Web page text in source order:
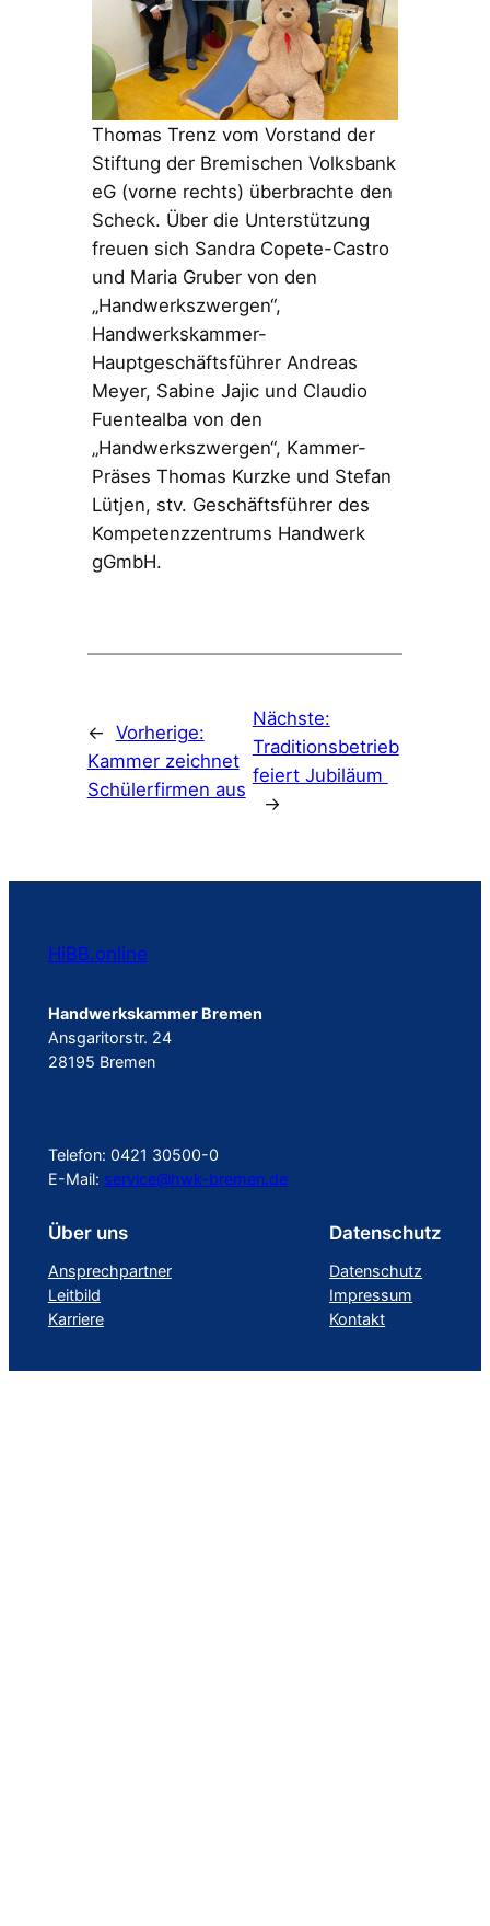
Thomas Trenz vom Vorstand der
Stiftung der Bremischen Volksbank
eG (vorne rechts) überbrachte den
Scheck. Über die Unterstützung
freuen sich Sandra Copete-Castro
und Maria Gruber von den
„Handwerkszwergen“,
Handwerkskammer-
Hauptgeschäftsführer Andreas
Meyer, Sabine Jajic und Claudio
Fuentealba von den
„Handwerkszwergen“, Kammer-
Präses Thomas Kurzke und Stefan
Lütjen, stv. Geschäftsführer des
Kompetenzzentrums Handwerk
gGmbH.
← Vorherige:
Kammer zeichnet
Schülerfirmen aus
Nächste:
Traditionsbetrieb
feiert Jubiläum
→
HiBB.online
Handwerkskammer Bremen
Ansgaritorstr. 24
28195 Bremen
Telefon: 0421 30500-0
E-Mail: service@hwk-bremen.de
Über uns
Ansprechpartner
Leitbild
Karriere
Datenschutz
Datenschutz
Impressum
Kontakt